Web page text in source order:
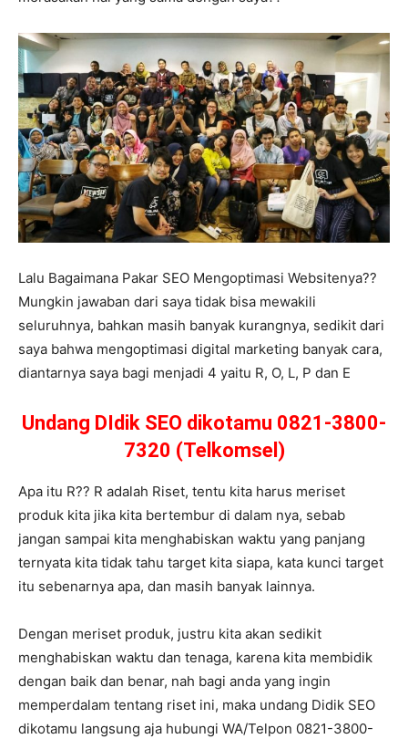
Lalu Bagaimana Pakar SEO Mengoptimasi Websitenya??
Mungkin jawaban dari saya tidak bisa mewakili
seluruhnya, bahkan masih banyak kurangnya, sedikit dari
saya bahwa mengoptimasi digital marketing banyak cara,
diantarnya saya bagi menjadi 4 yaitu R, O, L, P dan E
Undang DIdik SEO dikotamu 0821-3800-
7320 (Telkomsel)
Apa itu R?? R adalah Riset, tentu kita harus meriset
produk kita jika kita bertembur di dalam nya, sebab
jangan sampai kita menghabiskan waktu yang panjang
ternyata kita tidak tahu target kita siapa, kata kunci target
itu sebenarnya apa, dan masih banyak lainnya.
Dengan meriset produk, justru kita akan sedikit
menghabiskan waktu dan tenaga, karena kita membidik
dengan baik dan benar, nah bagi anda yang ingin
memperdalam tentang riset ini, maka undang Didik SEO
dikotamu langsung aja hubungi WA/Telpon 0821-3800-